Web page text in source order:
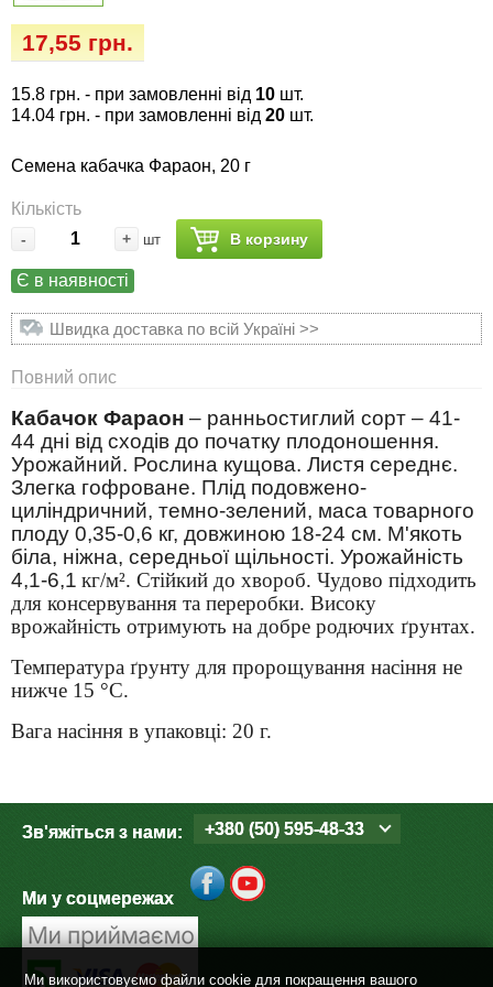
17,55 грн.
15.8 грн. - при замовленні від 10 шт.
14.04 грн. - при замовленні від 20 шт.
Семена кабачка Фараон, 20 г
Кількість
- + шт В корзину
Є в наявності
Швидка доставка по всій Україні >>
Повний опис
Кабачок Фараон – ранньостиглий сорт – 41-
44 дні від сходів до початку плодоношення.
Урожайний. Рослина кущова. Листя середнє.
Злегка гофроване. Плід подовжено-
циліндричний, темно-зелений, маса товарного
плоду 0,35-0,6 кг, довжиною 18-24 см. М'якоть
біла, ніжна, середньої щільності. Урожайність
4,1-6,1 кг/м². Стійкий до хвороб. Чудово підходить
для консервування та переробки. Високу
врожайність отримують на добре родючих ґрунтах.
Температура ґрунту для пророщування насіння не
нижче 15 °C.
Вага насіння в упаковці: 20 г.
Зв'яжіться з нами: +380 (50) 595-48-33
Ми у соцмережах
Семена перца
Семена петрушки
Семена пряных трав
Семена редьки
Семена салата
Семена сельдерея
Семена сидератов
Семена табака
Семена томатов
Семена газонной травы
Семена тыквы, патиссона
Семена фасоли
Семена цветов
Удобрения «Сударушка», «Рязаночка»
100 г
Удобрения «Чистый лист» кристаллические
Удобрения «Чистый лист» в палочках
Опрыскиватели
Горшки для цветов, кашпо
Перчатки
Средства защиты от колорадского жука
Средства защиты от тараканов, прусаков,
Средства защиты от комаров, москитов,
клещей, ос, мошек, слепней
Средства защиты от мух
Средства защиты от моли
Средства защиты от капустницы
Средства защиты от кротов
Средства защиты от грызунов
Хозяйственные товары
Средства защиты растений
Лидеры продаж
Ми використовуємо файли cookie для покращення вашого